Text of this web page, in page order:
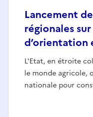
Lancement
régionales
d’orientation
L'Etat, en étroite
le monde agricole,
nationale pour